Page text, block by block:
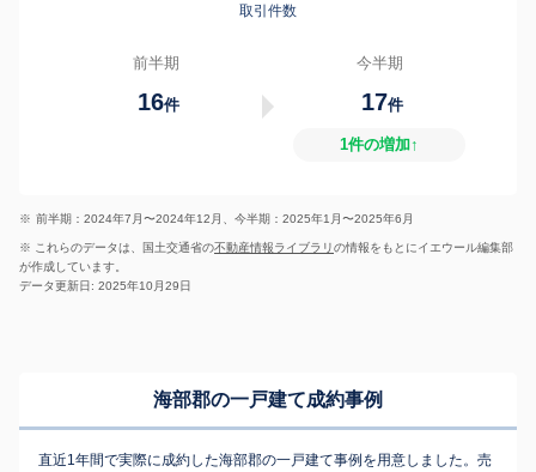
取引件数
前半期
16件
今半期
17件
1件の増加↑
※ 前半期：2024年7月〜2024年12月、今半期：2025年1月〜2025年6月
※ これらのデータは、国土交通省の不動産情報ライブラリの情報をもとにイエウール編集部
が作成しています。
データ更新日: 2025年10月29日
海部郡の一戸建て成約事例
直近1年間で実際に成約した海部郡の一戸建て事例を用意しました。売